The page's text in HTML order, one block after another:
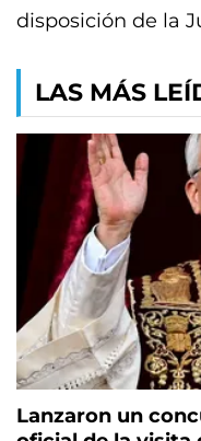
disposición de la
LAS MÁS
Lanzaron un